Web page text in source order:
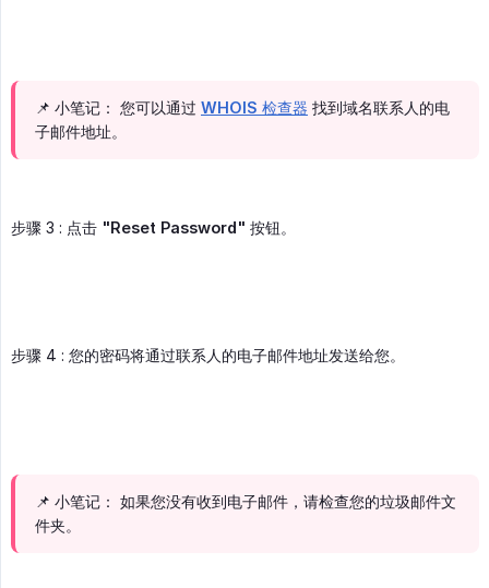
📌 小笔记： 您可以通过 WHOIS 检查器 找到域名联系人的电
子邮件地址。
步骤 3 : 点击 "Reset Password" 按钮。
步骤 4 : 您的密码将通过联系人的电子邮件地址发送给您。
📌 小笔记： 如果您没有收到电子邮件，请检查您的垃圾邮件文
件夹。